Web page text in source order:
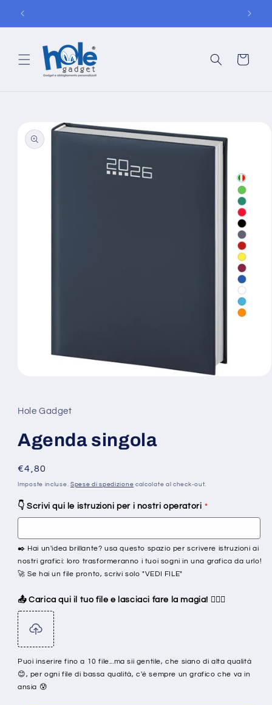
direttamente
Carrello
informazioni
sul prodotto
1
in
modale
Hole Gadget
Agenda singola
Prezzo
di
listino
€4,80
Imposte incluse. Spese di spedizione calcolate al check-out.
👇 Scrivi qui le istruzioni per i nostri operatori
✒️ Hai un'idea brillante? usa questo spazio per scrivere istruzioni ai
nostri grafici: loro trasformeranno i tuoi sogni in una grafica da urlo!
🚀 Se hai un file pronto, scrivi solo "VEDI FILE"
📤 Carica qui il tuo file e lasciaci fare la magia! 🧙‍♂️✨
Puoi inserire fino a 10 file...ma sii gentile, che siano di alta qualità
😊, per ogni file di bassa qualità, c'è sempre un grafico che va in
ansia 😰